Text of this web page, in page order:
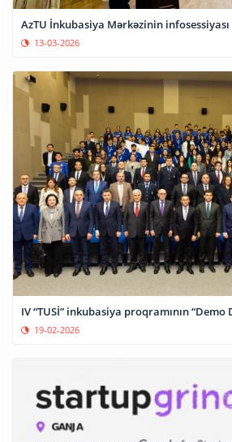
AzTU İnkubasiya Mərkəzinin
13-03-2026
IV “TUSİ” inkubasiya proqramının
19-02-2026